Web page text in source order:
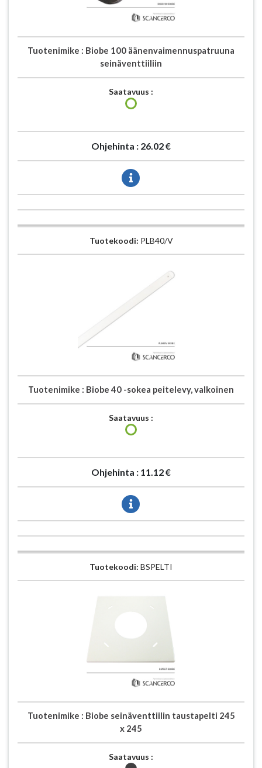
Tuotenimike : Biobe 100 äänenvaimennuspatruuna
seinäventtiiliin
Saatavuus :
Ohjehinta : 26.02 €
Tuotekoodi: PLB40/V
Tuotenimike : Biobe 40 -sokea peitelevy, valkoinen
Saatavuus :
Ohjehinta : 11.12 €
Tuotekoodi: BSPELTI
Tuotenimike : Biobe seinäventtiilin taustapelti 245
x 245
Saatavuus :